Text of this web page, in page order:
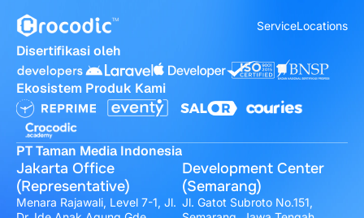
ServiceLocations
Disertifikasi oleh
Ekosistem Produk Kami
PT Taman Media Indonesia
Jakarta Office
(Representative)
Menara Rajawali, Level 7-1, Jl.
Development Center
(Semarang)
Jl. Gatot Subroto No.151,